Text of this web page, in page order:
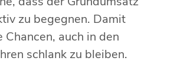
zu begegnen. Damit
Chancen, auch in den
schlank zu bleiben.